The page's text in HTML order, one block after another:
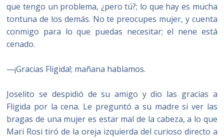
que tengo un problema, ¿pero tú?; lo que hay es mucha
tontuna de los demás. No te preocupes mujer, y cuenta
conmigo para lo que puedas necesitar; el nene está
cenado.
—¡Gracias Fligida!; mañana hablamos.
Joselito se despidió de su amigo y dio las gracias a
Fligida por la cena. Le preguntó a su madre si ver las
bragas de una mujer es estar mal de la cabeza, a lo que
Mari Rosi tiró de la oreja izquierda del curioso directo a